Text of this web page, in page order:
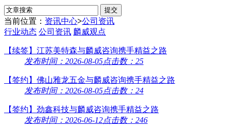
当前位置： 资讯中心>公司资讯
行业动态 公司资讯 麟威观点
【续签】江苏美特森与麟威咨询携手精益之路
发布时间：2026-08-05点击数：25
【签约】佛山雅龙五金与麟威咨询携手精益之路
发布时间：2026-08-05点击数：24
【签约】劲鑫科技与麟威咨询携手精益之路
发布时间：2026-06-12点击数：246